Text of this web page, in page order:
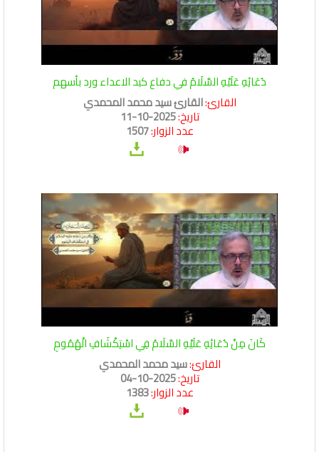
دُعَائِهِ عَلَيْهِ السَّلَامُ في دفاع كيد الاعداء ورد بأسهم
القارئ:القارئ سيد محمد المحمدي
تاريخ:2025-10-11
عدد الزوار:1507
كَانَ مِنْ دُعَائِهِ عَلَيْهِ السَّلَامُ فِي اسْتِكْشَافِ الْهُمُومِ
القارئ:سيد محمد المحمدي
تاريخ:2025-10-04
عدد الزوار:1383